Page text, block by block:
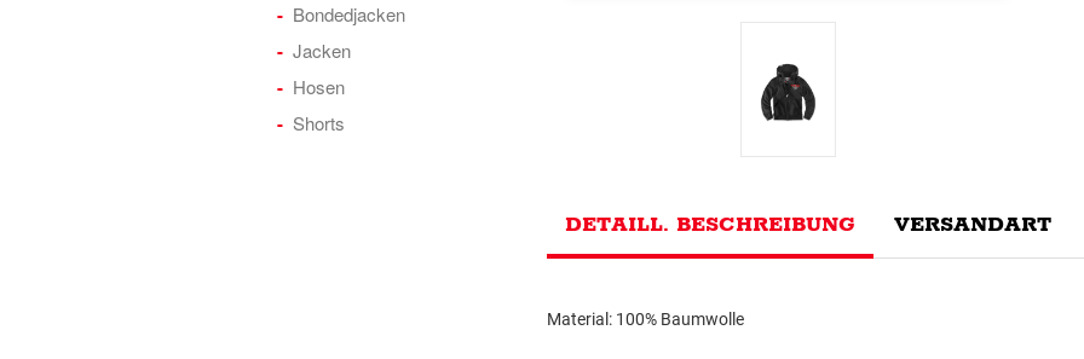
DETAILL. BESCHREIBUNG VERSANDART
Material: 100% Baumwolle
Bondedjacken
Jacken
Hosen
Shorts